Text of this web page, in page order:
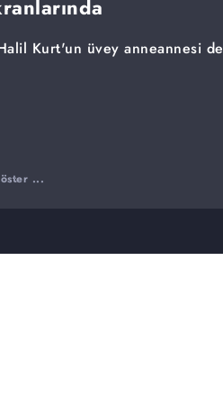
Kurt'un üvey anneannesi de
...